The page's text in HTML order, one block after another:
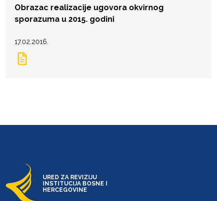
Obrazac realizacije ugovora okvirnog
sporazuma u 2015. godini
17.02.2016.
URED ZA REVIZIJU
INSTITUCIJA BOSNE I
HERCEGOVINE